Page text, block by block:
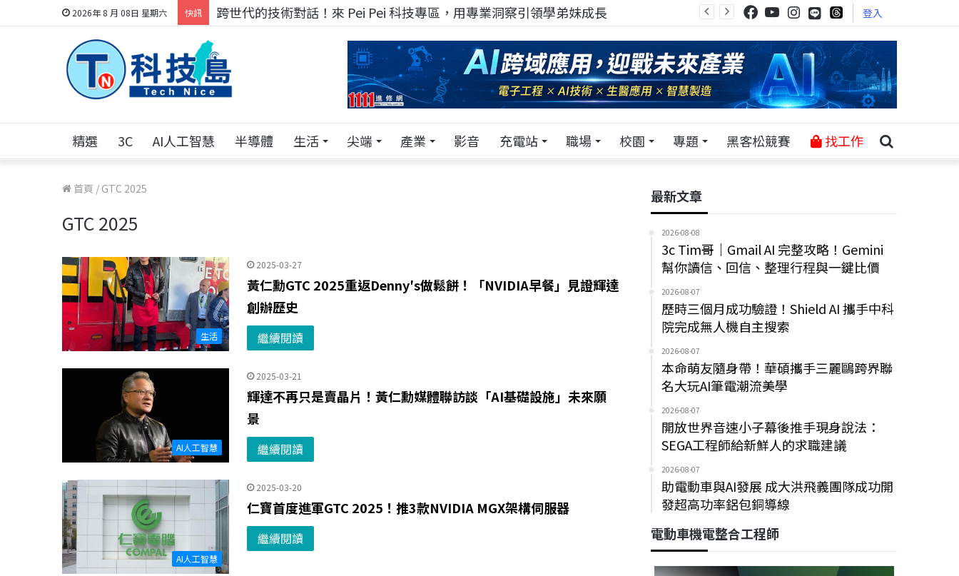
2026年 8 月 08日 星期六 快訊 跨世代的技術對話！來 Pei Pei 科技專區，用專業洞察引領學弟妹成長 登入
精選 3C AI人工智慧 半導體 生活 尖端 產業 影音 充電站 職場 校園 專題 黑客松競賽 找工作
首頁 / GTC 2025
GTC 2025
生活
2025-03-27
黃仁勳GTC 2025重返Denny′s做鬆餅！「NVIDIA早餐」見證輝達
創辦歷史
繼續閱讀
AI人工智慧
2025-03-21
輝達不再只是賣晶片！黃仁勳媒體聯訪談「AI基礎設施」未來願
景
繼續閱讀
AI人工智慧
2025-03-20
仁寶首度進軍GTC 2025！推3款NVIDIA MGX架構伺服器
繼續閱讀
最新文章
2026-08-08
3c Tim哥｜Gmail AI 完整攻略！Gemini
幫你讀信、回信、整理行程與一鍵比價
2026-08-07
歷時三個月成功驗證！Shield AI 攜手中科
院完成無人機自主搜索
2026-08-07
本命萌友隨身帶！華碩攜手三麗鷗跨界聯
名大玩AI筆電潮流美學
2026-08-07
開放世界音速小子幕後推手現身說法：
SEGA工程師給新鮮人的求職建議
2026-08-07
助電動車與AI發展 成大洪飛義團隊成功開
發超高功率鋁包銅導線
電動車機電整合工程師